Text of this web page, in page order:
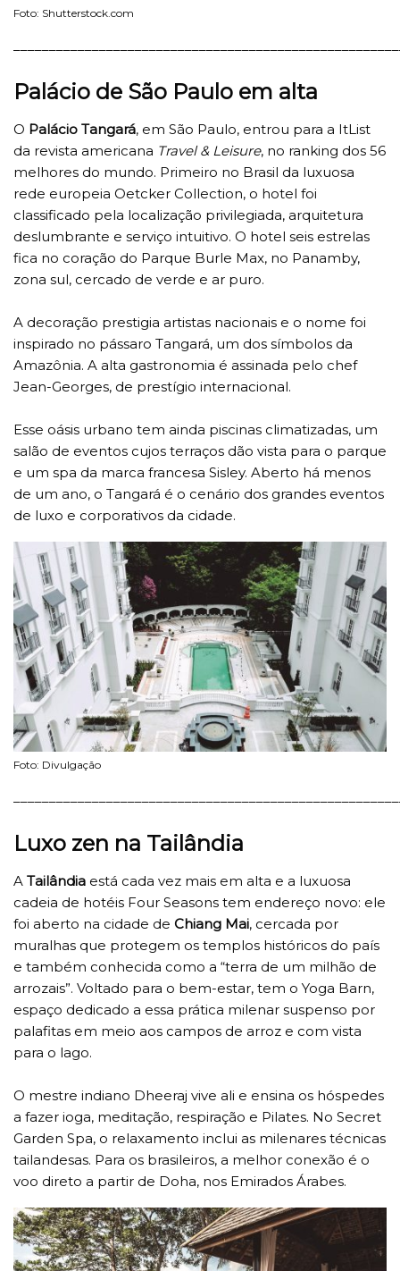
Foto: Shutterstock.com
Palácio de São Paulo em alta
O Palácio Tangará, em São Paulo, entrou para a ItList
da revista americana Travel & Leisure, no ranking dos 56
melhores do mundo. Primeiro no Brasil da luxuosa
rede europeia Oetcker Collection, o hotel foi
classificado pela localização privilegiada, arquitetura
deslumbrante e serviço intuitivo. O hotel seis estrelas
fica no coração do Parque Burle Max, no Panamby,
zona sul, cercado de verde e ar puro.
A decoração prestigia artistas nacionais e o nome foi
inspirado no pássaro Tangará, um dos símbolos da
Amazônia. A alta gastronomia é assinada pelo chef
Jean-Georges, de prestígio internacional.
Esse oásis urbano tem ainda piscinas climatizadas, um
salão de eventos cujos terraços dão vista para o parque
e um spa da marca francesa Sisley. Aberto há menos
de um ano, o Tangará é o cenário dos grandes eventos
de luxo e corporativos da cidade.
Foto: Divulgação
Luxo zen na Tailândia
A Tailândia está cada vez mais em alta e a luxuosa
cadeia de hotéis Four Seasons tem endereço novo: ele
foi aberto na cidade de Chiang Mai, cercada por
muralhas que protegem os templos históricos do país
e também conhecida como a “terra de um milhão de
arrozais”. Voltado para o bem-estar, tem o Yoga Barn,
espaço dedicado a essa prática milenar suspenso por
palafitas em meio aos campos de arroz e com vista
para o lago.
O mestre indiano Dheeraj vive ali e ensina os hóspedes
a fazer ioga, meditação, respiração e Pilates. No Secret
Garden Spa, o relaxamento inclui as milenares técnicas
tailandesas. Para os brasileiros, a melhor conexão é o
voo direto a partir de Doha, nos Emirados Árabes.